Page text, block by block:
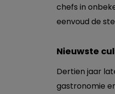
chefs in
eenvoud de
Nieuwste
Dertien jaar
gastronomie